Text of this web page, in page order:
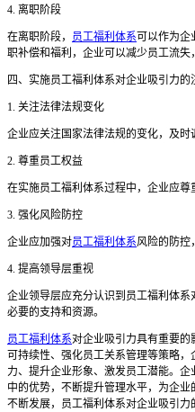
4. 离职阶段
在离职阶段， 员工福利体系可以作为企
职补偿和福利，企业可以减少员工流失
四、实施员工福利体系对企业吸引力的
1. 关注法律法规变化
企业应关注国家法律法规的变化，及时
2. 尊重员工权益
在实施员工福利体系过程中，企业应尊
3. 强化风险防控
企业应加强对员工福利体系风险的防控
4. 提高领导层重视
企业领导层应充分认识到员工福利体
必要的支持和资源。
员工福利体系对企业吸引力具有重要的
可持续性、强化员工关系管理等策略
力、提升企业形象、激发员工潜能。
中的优势，不断提升管理水平，为企
不断发展，员工福利体系对企业吸引